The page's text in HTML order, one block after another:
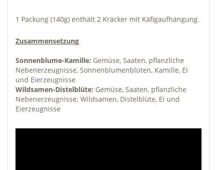
1 Packung (140g) enthält 2 Kräcker mit Käfigaufhängung.
Zusammensetzung
Sonnenblume-Kamille: Gemüse, Saaten, pflanzliche
Nebenerzeugnisse, Sonnenblumenblüten, Kamille, Ei
und Eierzeugnisse
Wildsamen-Distelblüte: Gemüse, Saaten, pflanzliche
Nebenerzeugnisse; Wildsamen, Distelblüte, Ei und
Eierzeugnisse